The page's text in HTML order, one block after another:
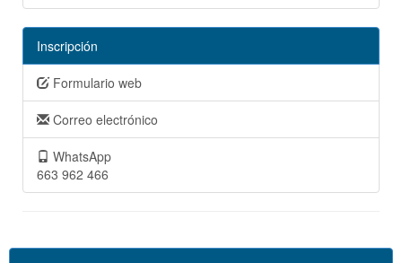
Inscripción
Formulario web
Correo electrónico
WhatsApp
663 962 466